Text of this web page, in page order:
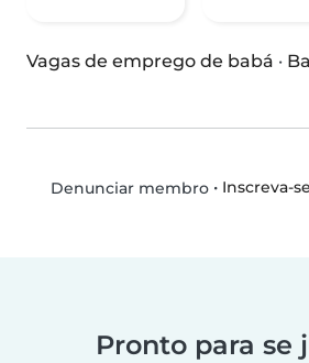
Vagas de emprego de babá ·
Denunciar membro• Inscreva-
Pronto para se